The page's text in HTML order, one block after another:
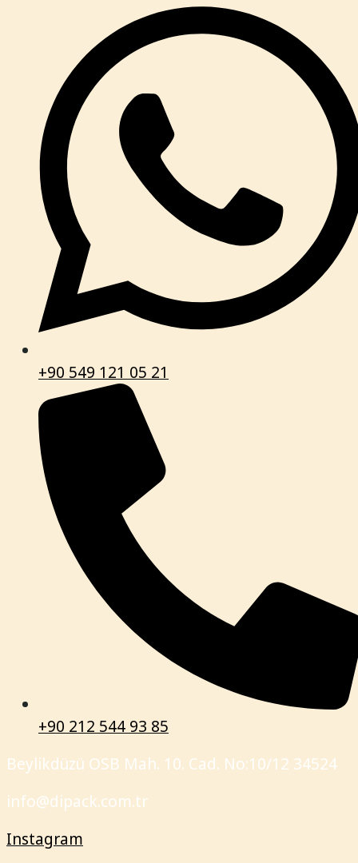
+90 549 121 05 21
+90 212 544 93 85
Beylikdüzü OSB Mah. 10. Cad. No:10/12 34524
info@dipack.com.tr
Instagram